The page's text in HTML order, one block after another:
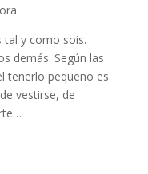
tal y como sois.
demás. Según las
tenerlo pequeño es
vestirse, de